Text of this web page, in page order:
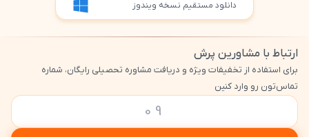
دانلود مستقیم نسخه ویندوز
ارتباط با مشاورین پرش
برای استفاده از تخفیفات ویژه و دریافت مشاوره تحصیلی رایگان، شماره
تماس‌تون رو وارد کنین